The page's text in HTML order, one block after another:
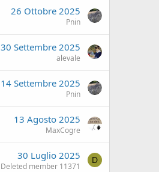
26 Ottobre 2025
Pnin
30 Settembre 2025
alevale
14 Settembre 2025
Pnin
13 Agosto 2025
MaxCogre
30 Luglio 2025
Deleted member 11371
D